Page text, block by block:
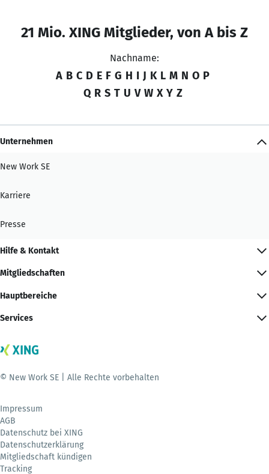
21 Mio. XING Mitglieder, von A bis Z
Nachname:
A B C D E F G H I J K L M N O P
Q R S T U V W X Y Z
Unternehmen
New Work SE
Karriere
Presse
Hilfe & Kontakt
Mitgliedschaften
Hauptbereiche
Services
© New Work SE | Alle Rechte vorbehalten
Impressum
AGB
Datenschutz bei XING
Datenschutzerklärung
Mitgliedschaft kündigen
Tracking